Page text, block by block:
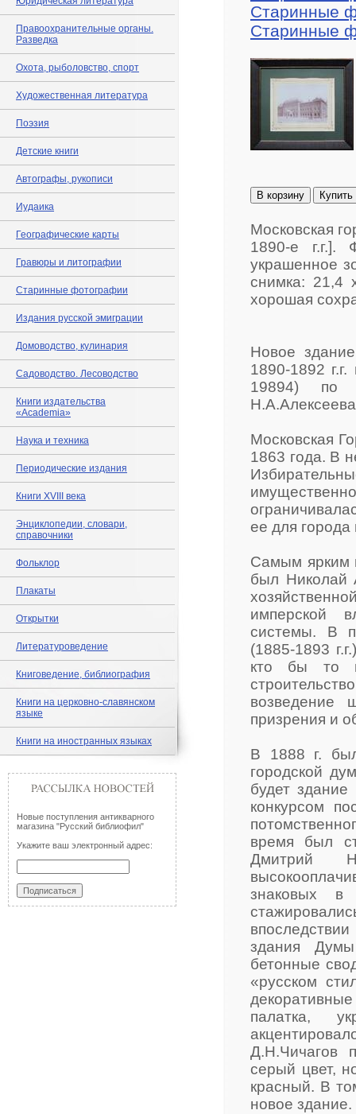
Правоохранительные органы.
Разведка
Охота, рыболовство, спорт
Художественная литература
Поэзия
Детские книги
Автографы, рукописи
Иудаика
Географические карты
Гравюры и литографии
Старинные фотографии
Издания русской эмиграции
Домоводство, кулинария
Садоводство. Лесоводство
Книги издательства
«Academia»
Наука и техника
Периодические издания
Книги XVIII века
Энциклопедии, словари,
справочники
Фольклор
Плакаты
Открытки
Литературоведение
Книговедение, библиография
Книги на церковно-славянском
языке
Книги на иностранных языках
Новые поступления антикварного
магазина "Русский библиофил"
Укажите ваш электронный адрес:
Старинные
Старинные
В корзину Купить
Московская
1890-е г.г.].
украшенное
снимка: 21,4
хорошая
Новое
1890-1892
19894) по
Московская
1863 года. В
ее для
Самым ярким
был Николай
имперской
системы. В
(1885-1893
кто бы то
возведение
призрения и
В 1888 г. был
городской
будет
конкурсом
время был
Дмитрий
знаковых
здания
бетонные
«русском
палатка,
Д.Н.Чичагов
серый цвет,
красный. В
новое здание.